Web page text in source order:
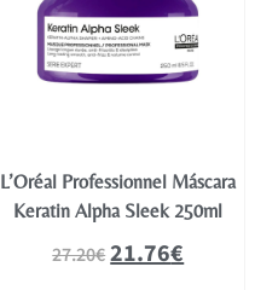
L’Oréal Professionnel Máscara
Keratin Alpha Sleek 250ml
27.20€21.76€